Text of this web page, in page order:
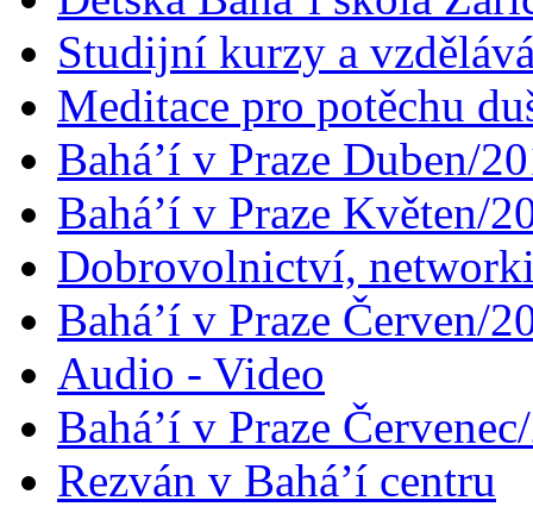
Studijní kurzy a
Meditace pro potěchu
Bahá’í v Praze Duben/
Bahá’í v Praze Květen/
Dobrovolnictví,
Bahá’í v Praze Červen/
Audio - Video
Bahá’í v Praze
Rezván v Bahá’í centru